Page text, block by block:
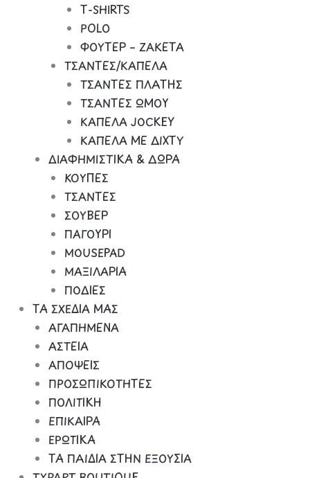
Τ-SHIRTS
POLO
ΦΟΥΤΕΡ – ΖΑΚΕΤΑ
ΤΣΑΝΤΕΣ/ΚΑΠΕΛΑ
ΤΣΑΝΤΕΣ ΠΛΑΤΗΣ
ΤΣΑΝΤΕΣ ΩΜΟΥ
ΚΑΠΕΛΑ JOCKEY
ΚΑΠΕΛΑ ΜΕ ΔΙΧΤΥ
ΔΙΑΦΗΜΙΣΤΙΚΑ & ΔΩΡΑ
ΚΟΥΠΕΣ
ΤΣΑΝΤΕΣ
ΣΟΥΒΕΡ
ΠΑΓΟΥΡΙ
MOUSEPAD
ΜΑΞΙΛΑΡΙΑ
ΠΟΔΙΕΣ
ΤΑ ΣΧΕΔΙΑ ΜΑΣ
ΑΓΑΠΗΜΕΝΑ
ΑΣΤΕΙΑ
ΑΠΟΨΕΙΣ
ΠΡΟΣΩΠΙΚΟΤΗΤΕΣ
ΠΟΛΙΤΙΚΗ
ΕΠΙΚΑΙΡΑ
ΕΡΩΤΙΚΑ
ΤΑ ΠΑΙΔΙΑ ΣΤΗΝ ΕΞΟΥΣΙΑ